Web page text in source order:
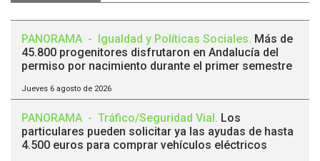
PANORAMA - Igualdad y Políticas Sociales. Más de
45.800 progenitores disfrutaron en Andalucía del
permiso por nacimiento durante el primer semestre
Jueves 6 agosto de 2026
PANORAMA - Tráfico/Seguridad Vial. Los
particulares pueden solicitar ya las ayudas de hasta
4.500 euros para comprar vehículos eléctricos